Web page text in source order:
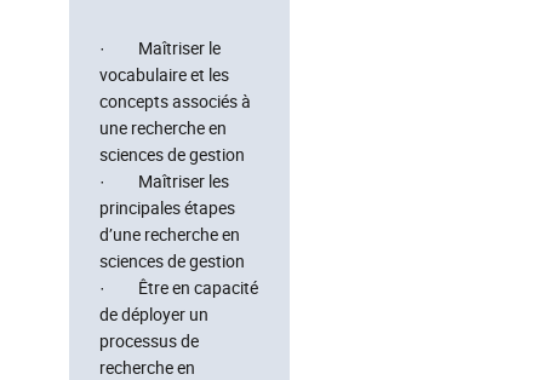
· Maîtriser le
vocabulaire et les
concepts associés à
une recherche en
sciences de gestion
· Maîtriser les
principales étapes
d’une recherche en
sciences de gestion
· Être en capacité
de déployer un
processus de
recherche en